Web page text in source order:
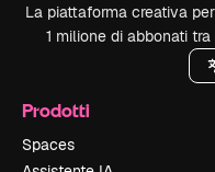
La piattaforma creativa
1 milione di abbonati
Prodotti
Spaces